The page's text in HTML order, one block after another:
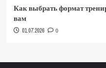
Как выбрать формат
вам
01.07.2026 0